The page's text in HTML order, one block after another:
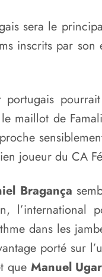
sera le
inscrits par
portugais
maillot de
joueur du CA
Bragança
l’international
dans les
porté sur
que Manuel